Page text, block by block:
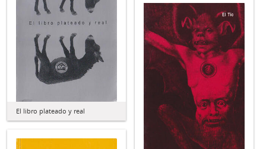
El libro plateado y real